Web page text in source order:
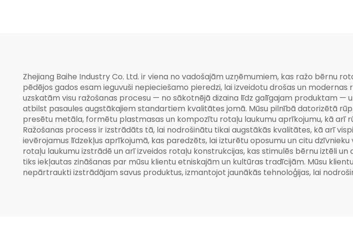
Zhejiang Baihe Industry Co. Ltd. ir viena no vadošajām uzņēmumiem, kas ražo bērnu
pēdējos gados esam ieguvuši nepieciešamo pieredzi, lai izveidotu drošas un
uzskatām visu ražošanas procesu — no sākotnējā dizaina līdz galīgajam produktam —
atbilst pasaules augstākajiem standartiem kvalitātes jomā. Mūsu pilnībā datorizētā
presētu metāla, formētu plastmasas un kompozītu rotaļu laukumu aprīkojumu, kā arī
Ražošanas process ir izstrādāts tā, lai nodrošinātu tikai augstākās kvalitātes, kā arī
ievērojamus līdzekļus aprīkojumā, kas paredzēts, lai izturētu oposumu un citu
rotaļu laukumu izstrādē un arī izveidos rotaļu konstrukcijas, kas stimulēs bērnu iztēli
tiks iekļautas zināšanas par mūsu klientu etniskajām un kultūras tradīcijām. Mūsu
nepārtraukti izstrādājam savus produktus, izmantojot jaunākās tehnoloģijas, lai